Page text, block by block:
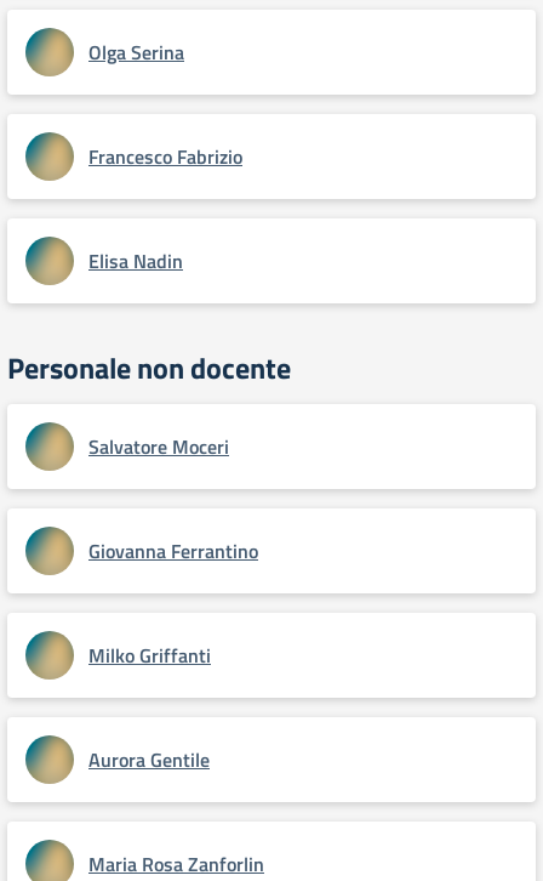
Olga Serina
Francesco Fabrizio
Elisa Nadin
Personale non docente
Salvatore Moceri
Giovanna Ferrantino
Milko Griffanti
Aurora Gentile
Maria Rosa Zanforlin